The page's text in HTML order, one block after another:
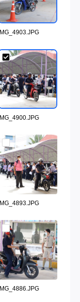
IMG_4903.JPG
IMG_4900.JPG
IMG_4893.JPG
IMG_4886.JPG